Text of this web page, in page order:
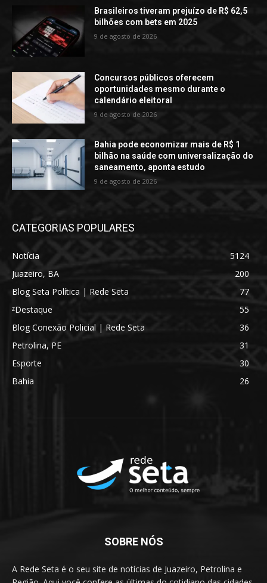
Brasileiros tiveram prejuízo de R$ 62,5
bilhões com bets em 2025
9 de agosto de 2026
Concursos públicos oferecem
oportunidades mesmo durante o
calendário eleitoral
9 de agosto de 2026
Bahia pode economizar mais de R$ 1
bilhão na saúde com universalização do
saneamento, aponta estudo
9 de agosto de 2026
CATEGORIAS POPULARES
Notícia
5124
Juazeiro, BA
200
Blog Seta Política | Rede Seta
77
ᶻDestaque
55
Blog Conexão Policial | Rede Seta
36
Petrolina, PE
31
Esporte
30
Bahia
26
SOBRE NÓS
A Rede Seta é o seu site de notícias de Juazeiro, Petrolina e